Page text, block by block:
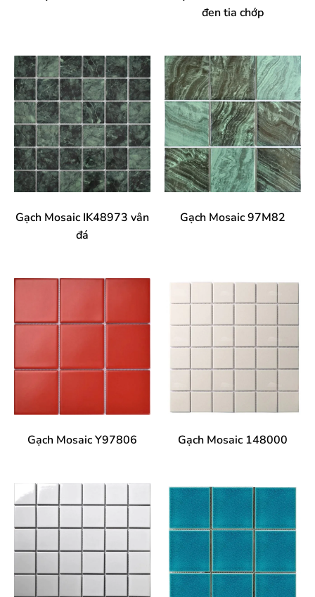
đen tia chớp
Gạch Mosaic IK48973 vân
đá
Gạch Mosaic 97M82
Gạch Mosaic Y97806 Gạch Mosaic 148000